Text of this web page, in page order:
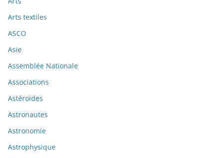
Arts textiles
ASCO
Asie
Assemblée Nationale
Associations
Astéroïdes
Astronautes
Astronomie
Astrophysique